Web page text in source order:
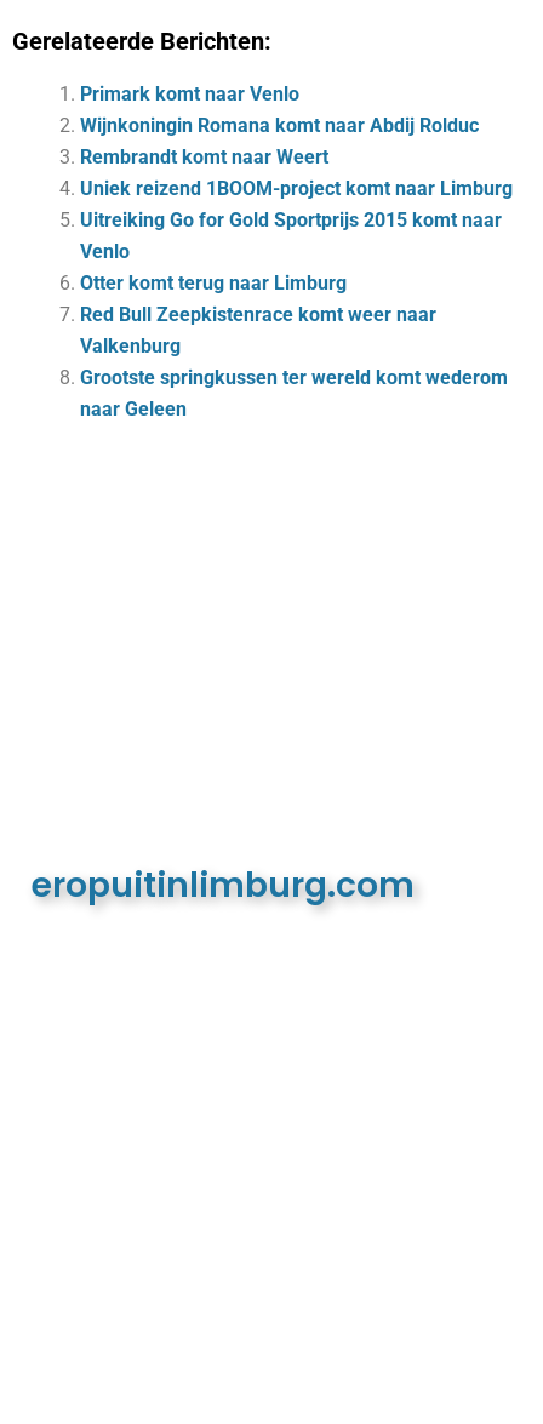
Gerelateerde Berichten:
Primark komt naar Venlo
Wijnkoningin Romana komt naar Abdij Rolduc
Rembrandt komt naar Weert
Uniek reizend 1BOOM-project komt naar Limburg
Uitreiking Go for Gold Sportprijs 2015 komt naar
Venlo
Otter komt terug naar Limburg
Red Bull Zeepkistenrace komt weer naar
Valkenburg
Grootste springkussen ter wereld komt wederom
naar Geleen
eropuitinlimburg.com